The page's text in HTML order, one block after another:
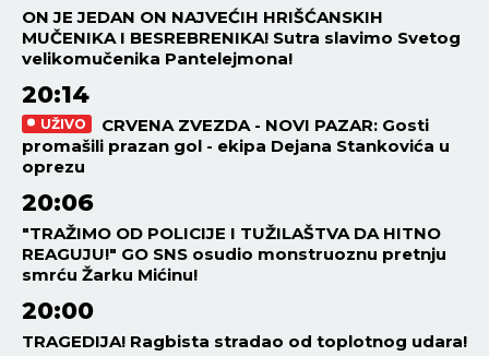
ON JE JEDAN ON NAJVEĆIH HRIŠĆANSKIH
MUČENIKA I BESREBRENIKA! Sutra slavimo Svetog
velikomučenika Pantelejmona!
20:14
UŽIVO
CRVENA ZVEZDA - NOVI PAZAR: Gosti
promašili prazan gol - ekipa Dejana Stankovića u
oprezu
20:06
"TRAŽIMO OD POLICIJE I TUŽILAŠTVA DA HITNO
REAGUJU!" GO SNS osudio monstruoznu pretnju
smrću Žarku Mićinu!
20:00
TRAGEDIJA! Ragbista stradao od toplotnog udara!